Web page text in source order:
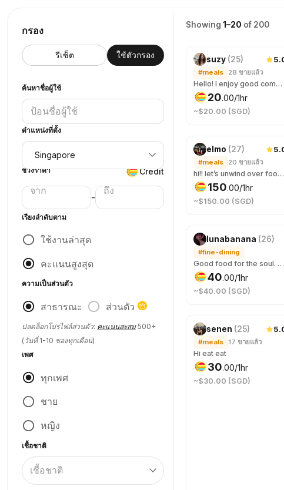
กรอง
รีเซ็ต ใช้ตัวกรอง
ค้นหาชื่อผู้ใช้
ตำแหน่งที่ตั้ง
ช่วงราคา Credit
-
เรียงลำดับตาม
ใช้งานล่าสุด
คะแนนสูงสุด
ความเป็นส่วนตัว
สาธารณะ ส่วนตัว
ปลดล็อกโปรไฟล์ส่วนตัว: คะแนนสะสม500+
(วันที่ 1-10 ของทุกเดือน)
เพศ
ทุกเพศ
ชาย
หญิง
เชื้อชาติ
Showing1–20 of 200
เพิ่งถูกจอง
suzy (25)
#meals 28 ขายแล้ว
Hello! I enjoy good company and good food. I also appreciate a good conversation, it can be about anything. I prefer to get to know the other party while on the date, so if you're curious about me, let's meet! :)
20.00/1hr
~$20.00 (SGD)
elmo (27)
#meals 20 ขายแล้ว
hi!! let’s unwind over food! 😊 quite shy at the start but i can warm up to people quickly after some easy and chill chats ✨
150.00/1hr
~$150.00 (SGD)
เพิ่งถูกจองlunabanana (26)
#fine-dining
Good food for the soul. Be it omakase, steakhouse or other fine dinings. I’m always down to try new foods!
40.00/1hr
~$40.00 (SGD)
senen (25)
#meals 17 ขายแล้ว
Hi eat eat
30.00/1hr
~$30.00 (SGD)